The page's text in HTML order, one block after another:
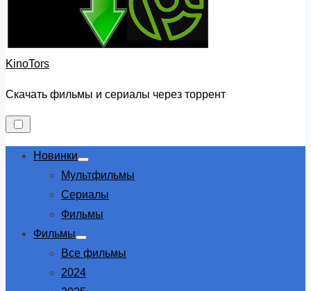
KinoTors
Скачать фильмы и сериалы через торрент
Новинки
Show
sub
Мультфильмы
Сериалы
Фильмы
Фильмы
Show
sub
Все фильмы
2024